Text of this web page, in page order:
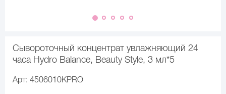
Сывороточный концентрат увлажняющий 24
часа Hydro Balance, Beauty Style, 3 мл*5
Арт: 4506010KPRO